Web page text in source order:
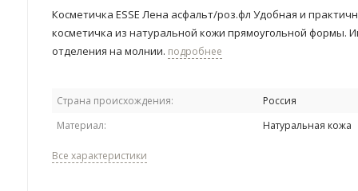
Косметичка ESSE Лена асфальт/роз.фл Удобная и
косметичка из натуральной кожи прямоугольной формы.
отделения на молнии. подробнее
Страна происхождения:
Россия
Материал:
Натуральная кожа
Все характеристики